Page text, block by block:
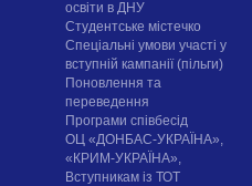
освіти в ДНУ
Cтудентське містечко
Спеціальні умови участі у
вступній кампанії (пільги)
Поновлення та
переведення
Програми співбесід
ОЦ «ДОНБАС-УКРАЇНА»,
«КРИМ-УКРАЇНА»,
Вступникам із ТОТ